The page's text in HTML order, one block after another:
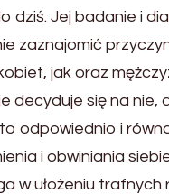
dziś. Jej badanie i
zaznajomić
jak oraz
decyduje się na
odpowiednio i
i obwiniania
w ułożeniu trafnych